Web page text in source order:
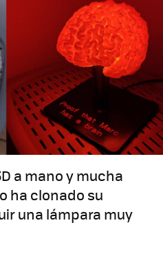
a mano y mucha
ha clonado su
una lámpara muy